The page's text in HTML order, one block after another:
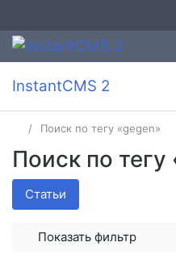
InstantCMS 2
Поиск по тегу «gegen»
Поиск по тегу
Статьи
Показать фильтр